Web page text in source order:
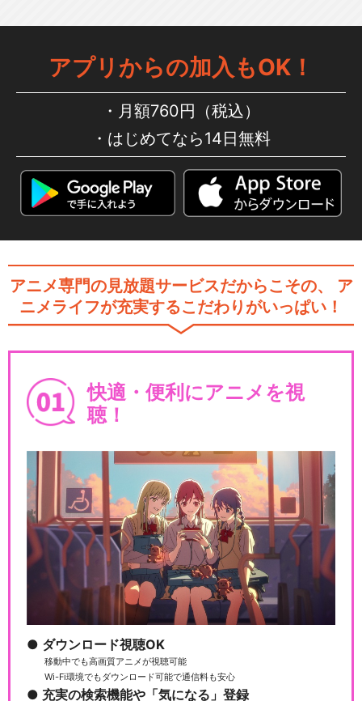
アプリからの加入もOK！
月額760円（税込）
はじめてなら14日無料
アニメ専門の見放題サービスだからこその、
ア
ニメライフが充実するこだわりがいっぱい！
快適・便利にアニメを視
聴！
ダウンロード視聴OK
移動中でも高画質アニメが視聴可能
Wi-Fi環境でもダウンロード可能で通信料も安心
充実の検索機能や「気になる」登録